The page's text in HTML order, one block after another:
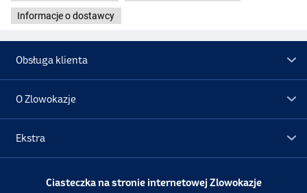
Informacje o dostawcy
Obsługa klienta
O Zlowokazje
Ekstra
PromocjeCiasteczka na stronie internetowej Zlowokazje